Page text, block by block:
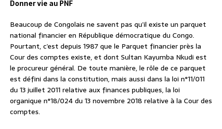
Donner vie au PNF
Beaucoup de Congolais ne savent pas qu’il existe un parquet
national financier en République démocratique du Congo.
Pourtant, c’est depuis 1987 que le Parquet financier près la
Cour des comptes existe, et dont Sultan Kayumba Nkudi est
le procureur général. De toute manière, le rôle de ce parquet
est défini dans la constitution, mais aussi dans la loi n°11/011
du 13 juillet 2011 relative aux finances publiques, la loi
organique n°18/024 du 13 novembre 2018 relative à la Cour des
comptes.